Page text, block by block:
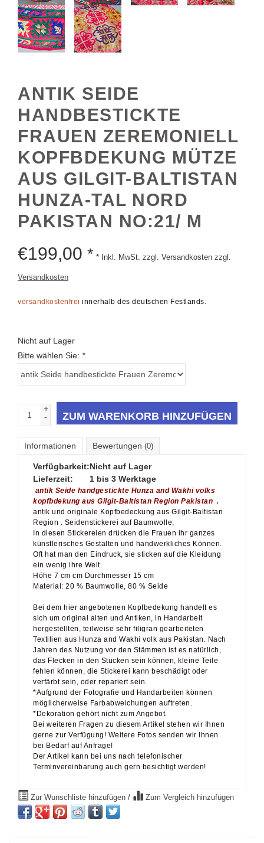
ANTIK SEIDE
HANDBESTICKTE
FRAUEN ZEREMONIELL
KOPFBDEKUNG MÜTZE
AUS GILGIT-BALTISTAN
HUNZA-TAL NORD
PAKISTAN NO:21/ M
€199,00 * * Inkl. MwSt. zzgl. Versandkosten zzgl.
Versandkosten
versandkostenfrei innerhalb des deutschen Festlands.
Nicht auf Lager
Bitte wählen Sie: *
+
-
ZUM WARENKORB HINZUFÜGEN
Informationen Bewertungen (0)
Verfügbarkeit:Nicht auf Lager
Lieferzeit:
1 bis 3 Werktage
antik Seide handgestickte Hunza and Wakhi volks
kopfbdekung aus Gilgit-Baltistan Region Pakistan .
antik und originale Kopfbedeckung aus Gilgit-Baltistan
Region . Seidenstickerei auf Baumwolle,
In diesen Stickereien drücken die Frauen ihr ganzes
künstlerisches Gestalten und handwerkliches Können.
Oft hat man den Eindruck, sie sticken auf die Kleidung
ein wenig ihre Welt.
Höhe 7 cm cm Durchmesser 15 cm
Material: 20 % Baumwolle, 80 % Seide
Bei dem hier angebotenen Kopfbedekung handelt es
sich um original alten und Antiken, in Handarbeit
hergestellten, teilweise sehr filigran gearbeiteten
Textilien aus Hunza and Wakhi volk aus Pakistan. Nach
Jahren des Nutzung vor den Stämmen ist es natürlich,
das Flecken in den Stücken sein können, kleine Teile
fehlen können, die Stickerei kann beschädigt oder
verfärbt sein, oder repariert sein.
*Aufgrund der Fotografie und Handarbeiten können
möglicherweise Farbabweichungen auftreten.
*Dekoration gehört nicht zum Angebot.
Bei weiteren Fragen zu diesem Artikel stehen wir Ihnen
gerne zur Verfügung! Weitere Fotos senden wir Ihnen
bei Bedarf auf Anfrage!
Der Artikel kann bei uns nach telefonischer
Terminvereinbarung auch gern besichtigt werden!
Zur Wunschliste hinzufügen / Zum Vergleich hinzufügen